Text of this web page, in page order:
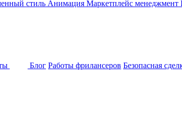
стиль Анимация Маркетплейс менеджмент
Блог Работы фрилансеров Безопасная